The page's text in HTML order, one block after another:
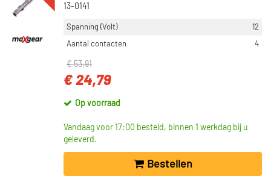
13-0141
Spanning (Volt)
12
Aantal contacten
4
€ 53,91
€ 24,79
Op voorraad
Vandaag voor 17:00 besteld, binnen 1 werkdag bij u
geleverd.
Bestellen